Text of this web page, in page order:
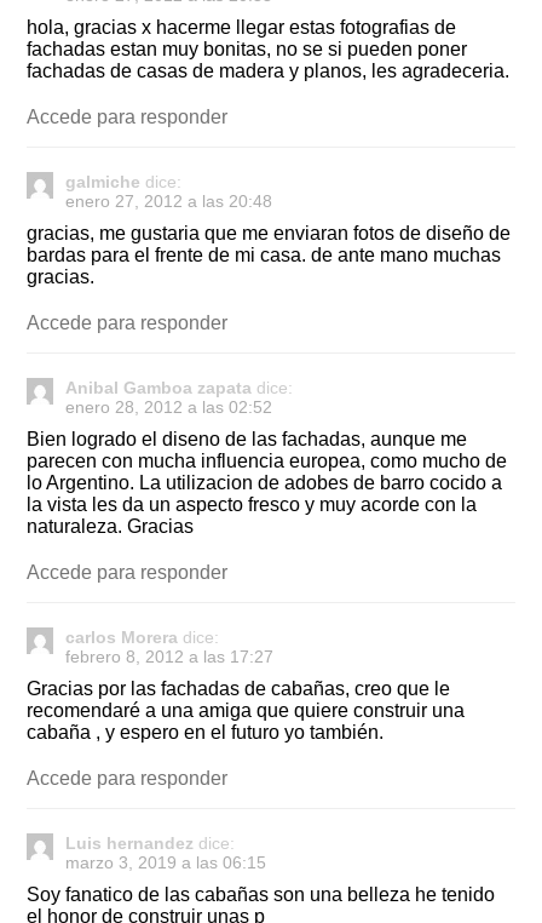
hola, gracias x hacerme llegar estas fotografias de
fachadas estan muy bonitas, no se si pueden poner
fachadas de casas de madera y planos, les agradeceria.
Accede para responder
galmiche dice:
enero 27, 2012 a las 20:48
gracias, me gustaria que me enviaran fotos de diseño de
bardas para el frente de mi casa. de ante mano muchas
gracias.
Accede para responder
Anibal Gamboa zapata dice:
enero 28, 2012 a las 02:52
Bien logrado el diseno de las fachadas, aunque me
parecen con mucha influencia europea, como mucho de
lo Argentino. La utilizacion de adobes de barro cocido a
la vista les da un aspecto fresco y muy acorde con la
naturaleza. Gracias
Accede para responder
carlos Morera dice:
febrero 8, 2012 a las 17:27
Gracias por las fachadas de cabañas, creo que le
recomendaré a una amiga que quiere construir una
cabaña , y espero en el futuro yo también.
Accede para responder
Luis hernandez dice:
marzo 3, 2019 a las 06:15
Soy fanatico de las cabañas son una belleza he tenido
el honor de construir unas p